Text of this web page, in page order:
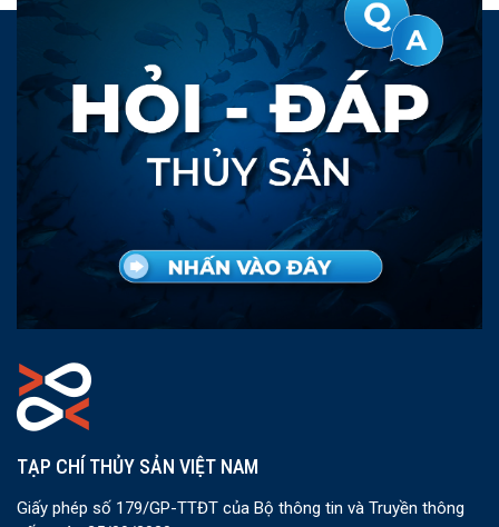
TẠP CHÍ THỦY SẢN VIỆT NAM
Giấy phép số 179/GP-TTĐT của Bộ thông tin và Truyền thông